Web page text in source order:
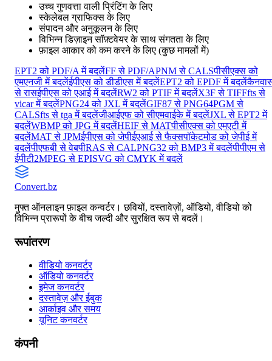
उच्च गुणवत्ता वाली प्रिंटिंग के लिए
स्केलेबल ग्राफिक्स के लिए
संपादन और अनुकूलन के लिए
विभिन्न डिज़ाइन सॉफ़्टवेयर के साथ संगतता के लिए
फ़ाइल आकार को कम करने के लिए (कुछ मामलों में)
EPT2 को PDF/A में बदलेंFF से PDF/APNM से CALSपीसीएक्स को
एमएनजी में बदलेंईपीएस को डीडीएस में बदलेंEPT2 को EPDF में बदलें
से रासईपीएस को एआई में बदलेंRW2 को PTIF में बदलेंX3F से TIFFfts से
vicar में बदलेंPNG24 को JXL में बदलेंGIF87 से PNG64PGM से
CALSfts से tga में बदलेंजीआईएफ को सीएमवाईके में बदलेंJXL से EPT2 में
बदलेंWBMP को JPG में बदलेंHEIF से MATपीसीएक्स को एमएटी में
बदलेंMAT से JPMईपीएस को जेपीईएआई से फैक्सपॉकेटमोड को जेपीई में
बदलेंपीएफबी से वेबपीRAS से CALPNG32 को BMP3 में बदलेंपीपीएम से
ईपीटी2MPEG से EPISVG को CMYK में बदलें
Convert.bz
मुफ्त ऑनलाइन फ़ाइल कन्वर्टर। छवियों, दस्तावेज़ों, ऑडियो, वीडियो को
विभिन्न प्रारूपों के बीच जल्दी और सुरक्षित रूप से बदलें।
रूपांतरण
वीडियो कनवर्टर
ऑडियो कनवर्टर
इमेज कनवर्टर
दस्तावेज़ और ईबुक
आर्काइव और समय
यूनिट कनवर्टर
कंपनी